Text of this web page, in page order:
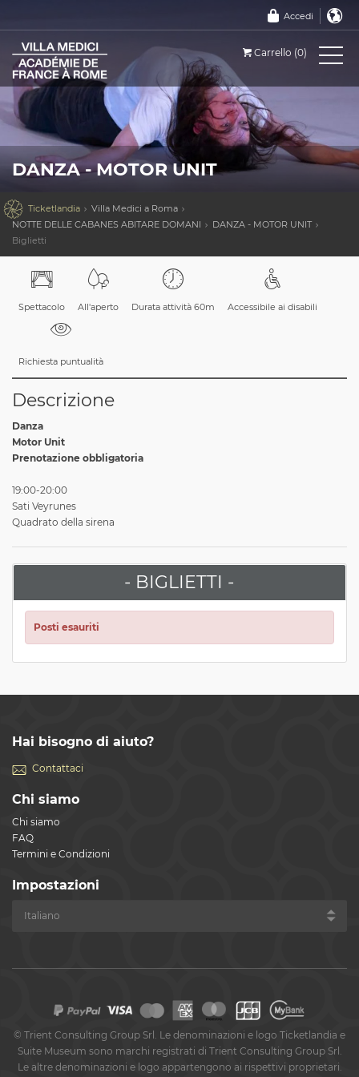
Accedi
Carrello (0)
DANZA - MOTOR UNIT
 Ticketlandia
Villa Medici a Roma
NOTTE DELLE CABANES ABITARE DOMANI
DANZA - MOTOR UNIT
Biglietti
Spettacolo All'aperto Durata attività 60m Accessibile ai disabili
Richiesta puntualità
Descrizione
Danza
Motor Unit
Prenotazione obbligatoria
19:00-20:00
Sati Veyrunes
Quadrato della sirena
- BIGLIETTI -
Posti esauriti
Hai bisogno di aiuto?
Contattaci
Chi siamo
Chi siamo
FAQ
Termini e Condizioni
Impostazioni
© Trient Consulting Group Srl. Le denominazioni e logo Ticketlandia e
Suite Museum sono marchi registrati di Trient Consulting Group Srl.
Le altre denominazioni e logo appartengono ai rispettivi proprietari.